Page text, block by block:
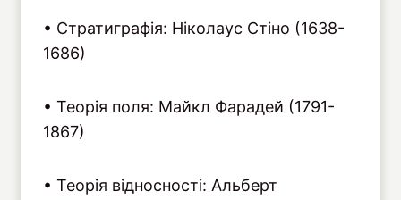
• Стратиграфія: Ніколаус Стіно (1638-
1686)
• Теорія поля: Майкл Фарадей (1791-
1867)
• Теорія відносності: Альберт